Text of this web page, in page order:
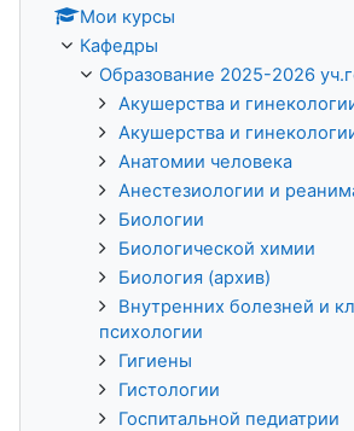
Мои курсы
Кафедры
Образование 2025-2026
Акушерства и
Акушерства и
Анатомии человека
Анестезиологии и
Биологии
Биологической химии
Биология (архив)
Внутренних болезней и
психологии
Гигиены
Гистологии
Госпитальной педиатрии